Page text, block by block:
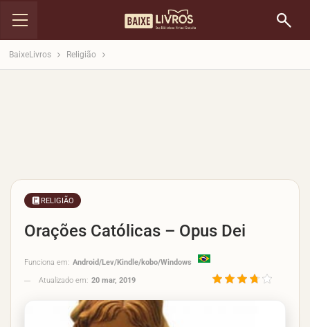
BaixeLivros Religião
RELIGIÃO
Orações Católicas – Opus Dei
Funciona em: Android/Lev/Kindle/kobo/Windows
Atualizado em: 20 mar, 2019